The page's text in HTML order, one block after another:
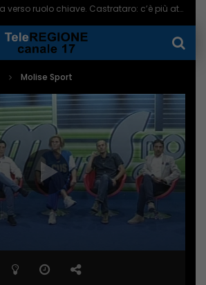
Presentato il libro “Belmonte – Storia della sua tenace comunità” – 08/08/2026
Molise Sport